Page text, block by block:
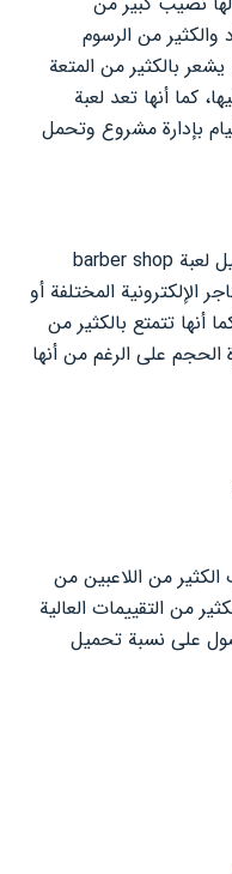
والكثير من الرسوم
بالكثير من المتعة
كما أنها تعد لعبة
بإدارة مشروع وتحمل
يمكن للاعب الحصول على رابط تحميل لعبة barber shop
الإلكترونية المختلفة أو
أنها تتمتع بالكثير من
الحجم على الرغم من أنها
من اللاعبين من
من التقييمات العالية
على نسبة تحميل